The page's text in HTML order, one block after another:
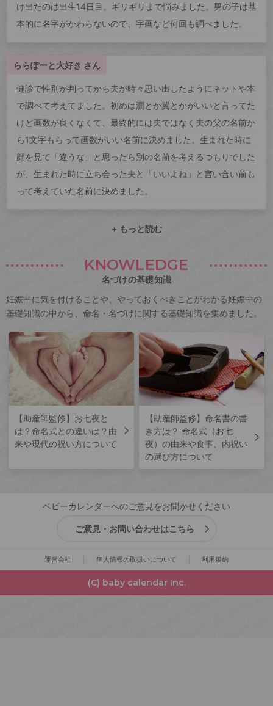
け出たのは出生14日目。ギリギリまで悩みました。男の子は基
本的に名字がかわらないので、字画など何回も調べました。
ららぽーと大好き さん
健診で性別が判ってから夫が時々思い出したようにネットや本
で調べて考えてました。初めは潤とか翼とかがいいと言ってた
けど画数が良くなくて、最終的には夫ではなく夫の父の名前か
ら1文字もらって画数がいい名前に決めました。生まれた時に
顔を見て「違うな」と思ったら別の名前を考えるつもりでした
が、生まれた時に立ち会った夫と「いいよね」と言い合い前も
って考えていた名前に決めました。
+ もっと読む
KNOWLEDGE
名づけの基礎知識
妊娠中に気を付けることや、やっておくべきことがわかる妊娠中の
基礎知識の中から、命名・名づけに関する基礎知識を集めました。
【助産師監修】お七夜と
は？命名式との違いは？由
来や現代の祝い方について
【助産師監修】命名書の書
き方は？ 命名式（お七
夜）の由来や食事、内祝い
の選び方について
ベビーカレンダーへのご意見をお聞かせください
ご意見・お問い合わせはこちら
運営会社 個人情報の取扱いについて 利用規約
(C) baby calendar Inc.